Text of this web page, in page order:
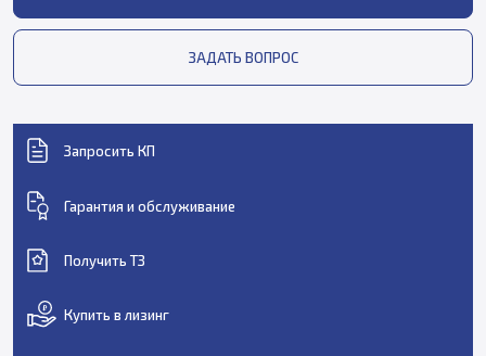
ЗАДАТЬ ВОПРОС
Запросить КП
Гарантия и обслуживание
Получить ТЗ
Купить в лизинг